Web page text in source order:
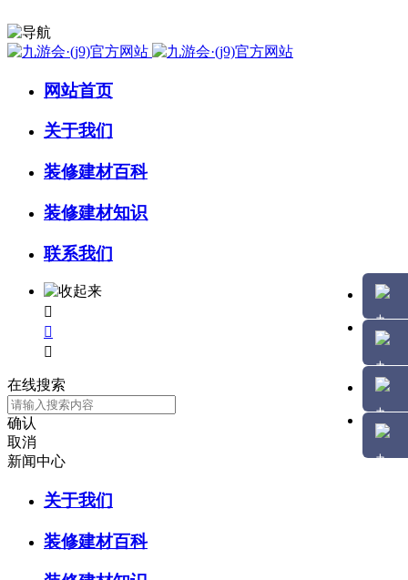
网站首页
关于我们
装修建材百科
装修建材知识
联系我们



在线搜索
确认
取消
新闻中心
关于我们
装修建材百科